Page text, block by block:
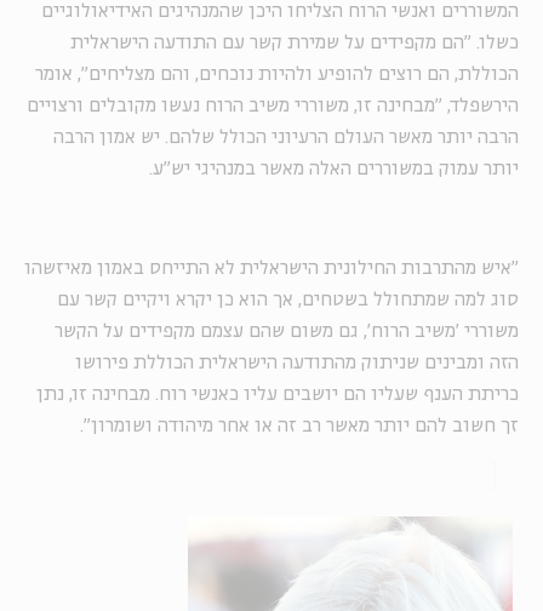
המשוררים ואנשי הרוח הצליחו היכן שהמנהיגים האידיאולוגיים
כשלו. "הם מקפידים על שמירת קשר עם התודעה הישראלית
הכוללת, הם רוצים להופיע ולהיות נוכחים, והם מצליחים", אומר
הירשפלד, "מבחינה זו, משוררי משיב הרוח נעשו מקובלים ורצויים
הרבה יותר מאשר העולם הרעיוני הכולל שלהם. יש אמון הרבה
יותר עמוק במשוררים האלה מאשר במנהיגי יש"ע.
"איש מהתרבות החילונית הישראלית לא התייחס באמון מאיזשהו
סוג למה שמתחולל בשטחים, אך הוא כן יקרא ויקיים קשר עם
משוררי 'משיב הרוח', גם משום שהם עצמם מקפידים על הקשר
הזה ומבינים שניתוק מהתודעה הישראלית הכוללת פירושו
כריתת הענף שעליו הם יושבים עליו כאנשי רוח. מבחינה זו, נתן
זך חשוב להם יותר מאשר רב זה או אחר מיהודה ושומרון".